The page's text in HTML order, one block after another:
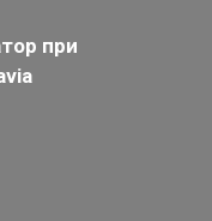
при